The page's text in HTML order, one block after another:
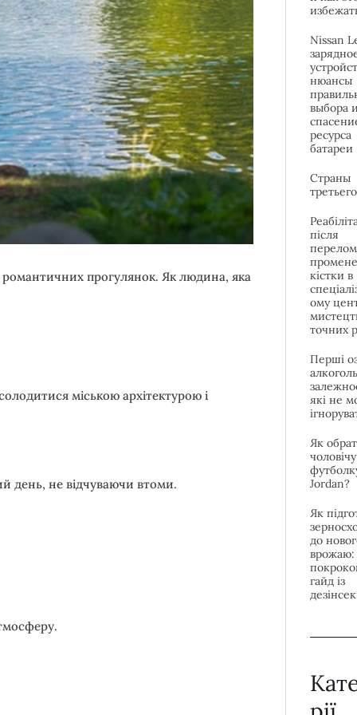
прогулянок. Як людина, яка
міською архітектурою і
день, не відчуваючи втоми.
Nissan
нюансы
выбора
ресурса
батареи
Страны
після
кістки в
ому
точних
Перші
які не
Як
чоловічу
Jordan?
Як
до
врожаю:
гайд із